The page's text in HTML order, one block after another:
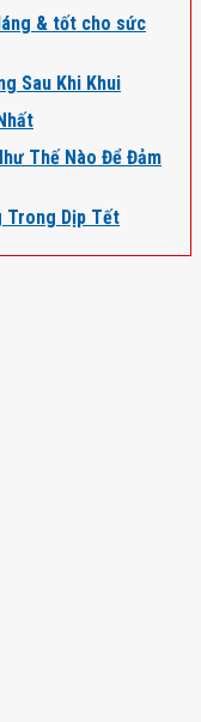
& tốt cho sức
Sau Khi Khui
Thế Nào Để Đảm
Trong Dịp Tết